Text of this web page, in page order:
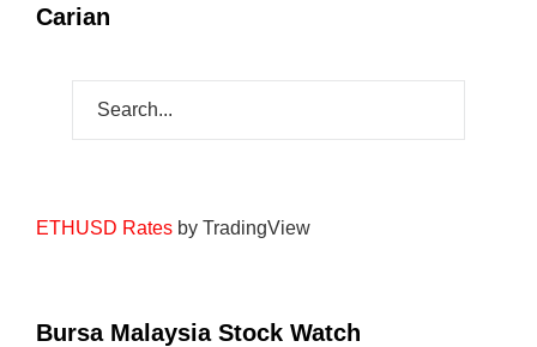
Carian
ETHUSD Rates by TradingView
Bursa Malaysia Stock Watch